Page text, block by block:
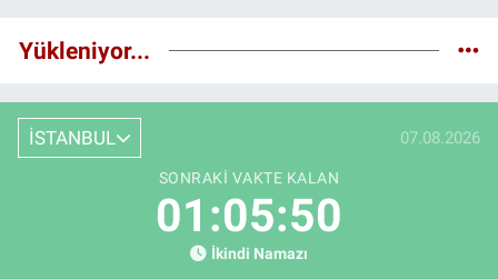
Yükleniyor...
İSTANBUL 07.08.2026
SONRAKI VAKTE KALAN
01:05:49
İkindi Namazı